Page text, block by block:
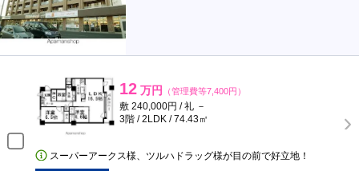
12 万円 （管理費等7,400円）
敷 240,000円 / 礼 －
3階 / 2LDK / 74.43㎡
スーパーアークス様、ツルハドラッグ様が目の前で好立地！